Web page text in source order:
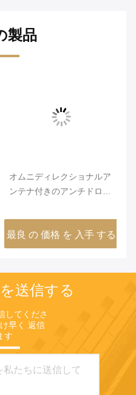
製品
オムニディレクショナルア
ンテナ付きのアンチドロー
最良 の 価格 を 入手 する
送信する
してくださ
早く 返信
す